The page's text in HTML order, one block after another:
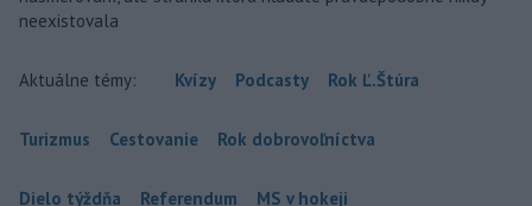
neexistovala
Aktuálne témy: Kvízy Podcasty Rok Ľ.Štúra
Turizmus Cestovanie Rok dobrovoľníctva
Dielo týždňa Referendum MS v hokeji